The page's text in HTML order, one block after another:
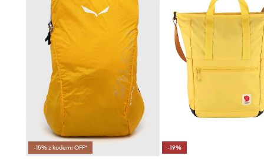
-15% z kodem: OFF* -19%